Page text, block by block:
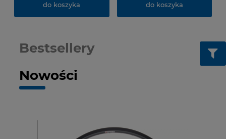
do koszyka do koszyka
Nowości
Bestsellery